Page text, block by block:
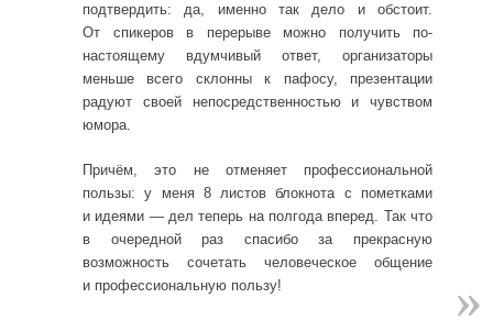
подтвердить: да, именно так дело и обстоит.
От спикеров в перерыве можно получить по-
настоящему вдумчивый ответ, организаторы
меньше всего склонны к пафосу, презентации
радуют своей непосредственностью и чувством
юмора.
Причём, это не отменяет профессиональной
пользы: у меня 8 листов блокнота с пометками
и идеями — дел теперь на полгода вперед. Так что
в очередной раз спасибо за прекрасную
возможность сочетать человеческое общение
и профессиональную пользу!
»
»